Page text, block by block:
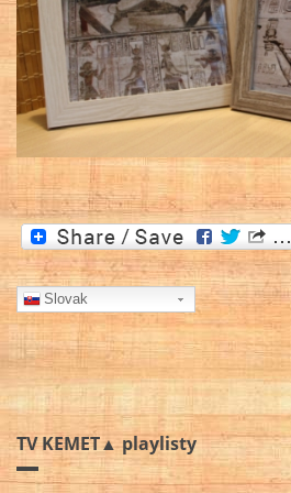
Slovak
TV KEMET▲ playlisty